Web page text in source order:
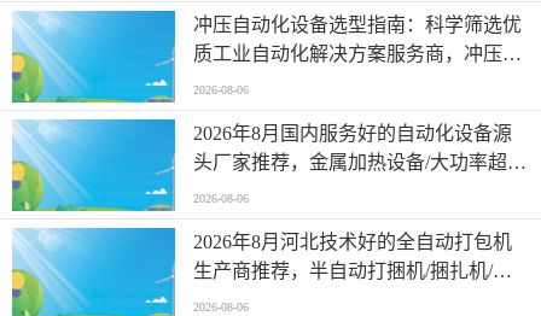
冲压自动化设备选型指南：科学筛选优
质工业自动化解决方案服务商，冲压废
料收集，冲压废料自动导出企业有哪些
2026-08-06
2026年8月国内服务好的自动化设备源
头厂家推荐，金属加热设备/大功率超音
频设备，自动化设备直销厂家口碑推荐
2026-08-06
2026年8月河北技术好的全自动打包机
生产商推荐，半自动打捆机/捆扎机/打
捆机/全自动打包机，全自动打包机加工
2026-08-06